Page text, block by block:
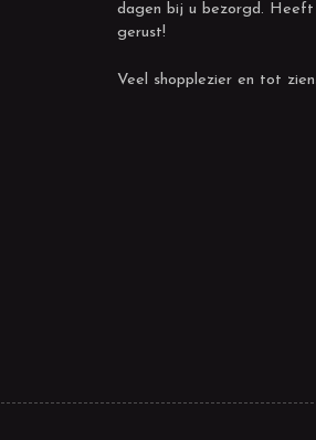
dagen bij u bezorgd.
gerust!
Veel shopplezier en tot